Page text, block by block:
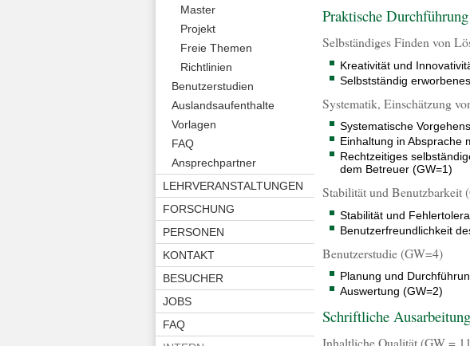
Master
Projekt
Freie Themen
Richtlinien
Benutzerstudien
Auslandsaufenthalte
Vorlagen
FAQ
Ansprechpartner
LEHRVERANSTALTUNGEN
FORSCHUNG
PERSONEN
KONTAKT
BESUCHER
JOBS
FAQ
Praktische
Selbständiges Finden von
Kreativität und
Selbstständig
Systematik, Einschätzung
Systematische
Einhaltung in Absprache
Rechtzeitiges
dem Betreuer (GW=1)
Stabilität und Benutzbarkeit
Stabilität und
Benutzerfreundlichkeit
Benutzerstudie (GW=4)
Planung und
Auswertung (GW=2)
Schriftliche
Inhaltliche Qualität (GW =